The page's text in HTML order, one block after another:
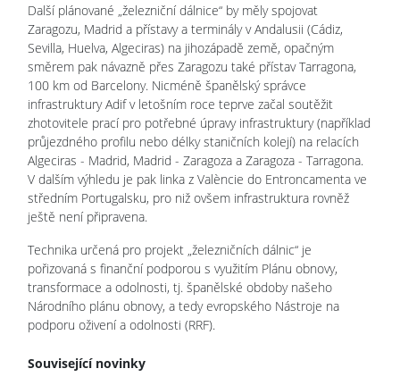
Další plánované „železniční dálnice“ by měly spojovat
Zaragozu, Madrid a přístavy a terminály v Andalusii (Cádiz,
Sevilla, Huelva, Algeciras) na jihozápadě země, opačným
směrem pak návazně přes Zaragozu také přístav Tarragona,
100 km od Barcelony. Nicméně španělský správce
infrastruktury Adif v letošním roce teprve začal soutěžit
zhotovitele prací pro potřebné úpravy infrastruktury (například
průjezdného profilu nebo délky staničních kolejí) na relacích
Algeciras - Madrid, Madrid - Zaragoza a Zaragoza - Tarragona.
V dalším výhledu je pak linka z Valèncie do Entroncamenta ve
středním Portugalsku, pro niž ovšem infrastruktura rovněž
ještě není připravena.
Technika určená pro projekt „železničních dálnic“ je
pořizovaná s finanční podporou s využitím Plánu obnovy,
transformace a odolnosti, tj. španělské obdoby našeho
Národního plánu obnovy, a tedy evropského Nástroje na
podporu oživení a odolnosti (RRF).
Související novinky